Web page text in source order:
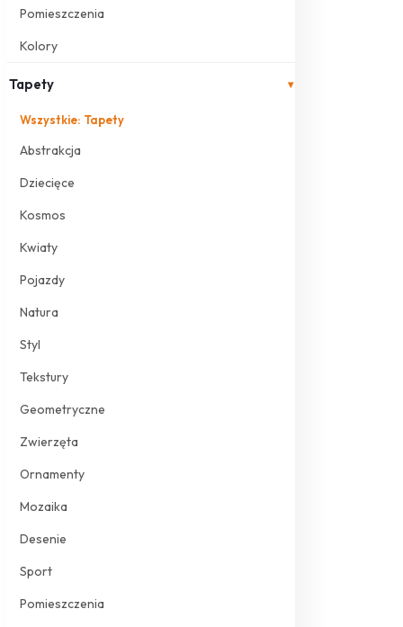
Pomieszczenia
Kolory
Tapety ▾
Wszystkie: Tapety
Abstrakcja
Dziecięce
Kosmos
Kwiaty
Pojazdy
Natura
Styl
Tekstury
Geometryczne
Zwierzęta
Ornamenty
Mozaika
Desenie
Sport
Pomieszczenia